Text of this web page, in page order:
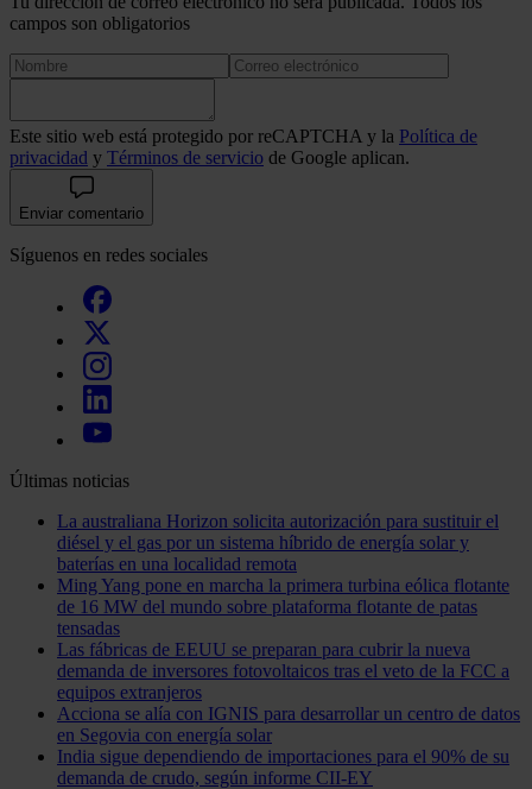
campos son obligatorios
Este sitio web está protegido por reCAPTCHA y la Política de
privacidad y Términos de servicio de Google aplican.
Enviar comentario
Síguenos en redes sociales
Últimas noticias
La australiana Horizon solicita autorización para sustituir el
diésel y el gas por un sistema híbrido de energía solar y
baterías en una localidad remota
Ming Yang pone en marcha la primera turbina eólica flotante
de 16 MW del mundo sobre plataforma flotante de patas
tensadas
Las fábricas de EEUU se preparan para cubrir la nueva
demanda de inversores fotovoltaicos tras el veto de la FCC a
equipos extranjeros
Acciona se alía con IGNIS para desarrollar un centro de datos
en Segovia con energía solar
India sigue dependiendo de importaciones para el 90% de su
demanda de crudo, según informe CII-EY